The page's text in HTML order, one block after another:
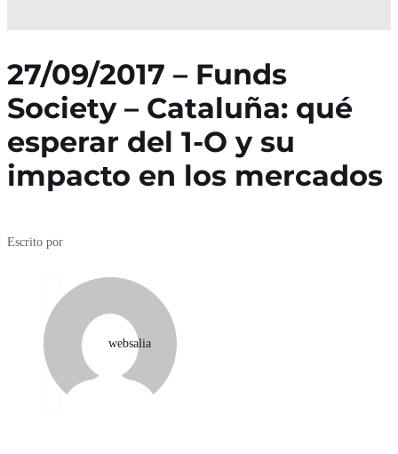
27/09/2017 – Funds
Society – Cataluña: qué
esperar del 1-O y su
impacto en los mercados
Escrito por
websalia